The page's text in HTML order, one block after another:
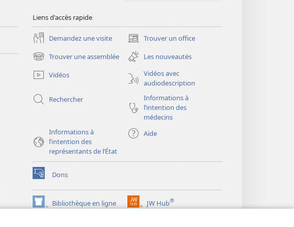
Liens d'accès rapide
Demandez une visite Trouver un office
(ouvre
une
nouvelle
fenêtre)
Trouver une assemblée
(ouvre
une
nouvelle
Les nouveautés
Vidéos
Vidéos avec
audiodescription
Rechercher
Informations à
l’intention des
médecins
Informations à
l’intention des
représentants de l’État
Aide
Dons
(ouvre
une
nouvelle
fenêtre)
Bibliothèque en ligne
(ouvre
JW Hub®
(ouvre